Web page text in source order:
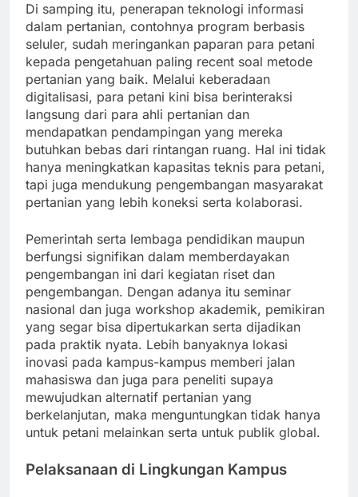
Di samping itu, penerapan teknologi informasi
dalam pertanian, contohnya program berbasis
seluler, sudah meringankan paparan para petani
kepada pengetahuan paling recent soal metode
pertanian yang baik. Melalui keberadaan
digitalisasi, para petani kini bisa berinteraksi
langsung dari para ahli pertanian dan
mendapatkan pendampingan yang mereka
butuhkan bebas dari rintangan ruang. Hal ini tidak
hanya meningkatkan kapasitas teknis para petani,
tapi juga mendukung pengembangan masyarakat
pertanian yang lebih koneksi serta kolaborasi.
Pemerintah serta lembaga pendidikan maupun
berfungsi signifikan dalam memberdayakan
pengembangan ini dari kegiatan riset dan
pengembangan. Dengan adanya itu seminar
nasional dan juga workshop akademik, pemikiran
yang segar bisa dipertukarkan serta dijadikan
pada praktik nyata. Lebih banyaknya lokasi
inovasi pada kampus-kampus memberi jalan
mahasiswa dan juga para peneliti supaya
mewujudkan alternatif pertanian yang
berkelanjutan, maka menguntungkan tidak hanya
untuk petani melainkan serta untuk publik global.
Pelaksanaan di Lingkungan Kampus